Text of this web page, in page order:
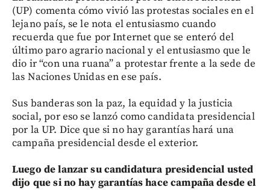
(UP) comenta cómo vivió las protestas sociales en el
lejano país, se le nota el entusiasmo cuando
recuerda que fue por Internet que se enteró del
último paro agrario nacional y el entusiasmo que le
dio ir “con una ruana” a protestar frente a la sede de
las Naciones Unidas en ese país.
Sus banderas son la paz, la equidad y la justicia
social, por eso se lanzó como candidata presidencial
por la UP. Dice que si no hay garantías hará una
campaña presidencial desde el exterior.
Luego de lanzar su candidatura presidencial usted
dijo que si no hay garantías hace campaña desde el